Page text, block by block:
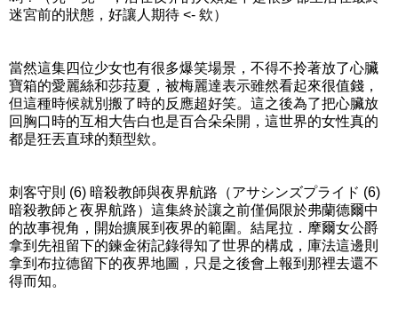
迷宮前的狀態，好讓人期待 <- 欸）
當然這集四位少女也有很多爆笑場景，不得不拎著放了心臟
寶箱的愛麗絲和莎菈夏，被梅麗達表示雖然看起來很值錢，
但這種時候就別搬了時的反應超好笑。這之後為了把心臟放
回胸口時的互相大告白也是百合朵朵開，這世界的女性真的
都是狂丟直球的類型欸。
刺客守則 (6) 暗殺教師與夜界航路（アサシンズプライド (6)
暗殺教師と夜界航路）這集終於讓之前僅侷限於弗蘭德爾中
的故事視角，開始擴展到夜界的範圍。結尾拉．摩爾女公爵
拿到先祖留下的鍊金術記錄得知了世界的構成，庫法這邊則
拿到布拉德留下的夜界地圖，只是之後會上報到那裡去還不
得而知。